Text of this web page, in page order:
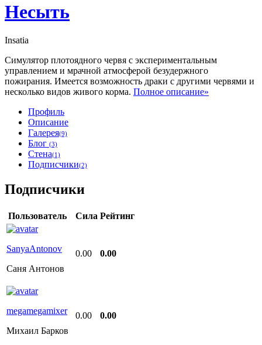
Несыть
Insatia
Симулятор плотоядного червя с экспериментальным
управлением и мрачной атмосферой безудержного
пожирания. Имеется возможность драки с другими червями и
несколько видов живого корма. Полное описание»
Профиль
Описание
Галерея(9)
Блог (3)
Стена(1)
Подписчики(2)
Подписчики
Пользователь Сила Рейтинг
SanyaAntonov
Саня Антонов
0.00 0.00
megamegamixer
Михаил Барков
0.00 0.00